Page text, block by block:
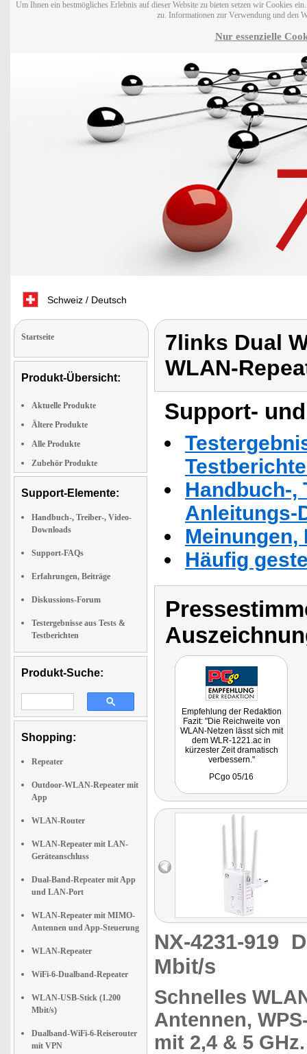
Um Ihnen ein bestmögliches Erlebnis auf dieser Website zu bieten setzen wir Cookies
zu. Informationen zur Verwendung und den
Nur essenzielle
Schweiz / Deutsch
Startseite
Produkt-Übersicht:
Aktuelle Produkte
Ältere Produkte
Alle Produkte
Zubehör Produkte
Support-Elemente:
Handbuch-, Treiber-, Video-
Downloads
Support-FAQs
Erfahrungen, Beiträge
Diskussions-Forum
Testergebnisse aus Tests &
Testberichten
Produkt-Suche:
Shopping:
Repeater
Outdoor-WLAN-Repeater mit
App
WLAN-Router
WLAN-Repeater mit LAN-
Geräteanschluss
Dual-Band-Repeater mit App
und LAN-Port
WLAN-Repeater mit MIMO-
Antennen und App-Steuerung
WLAN-Repeater
WiFi-6-Dualband-Repeater
WLAN-USB-Stick (1.200
Mbit/s)
Dualband-WiFi-6-Reiserouter
mit VPN
7links Dual
WLAN-
Support-
Handbuch-,
Anleitungs-
Häufig
Empfehlung der Redaktion
Fazit: "Die Reichweite von
WLAN-Netzen lässt sich mit
dem WLR-1221.ac in
kürzester Zeit dramatisch
verbessern."
PCgo 05/16
NX-4231-919
Mbit/s
Schnelles
Antennen,
mit 2,4 & 5 GHz.